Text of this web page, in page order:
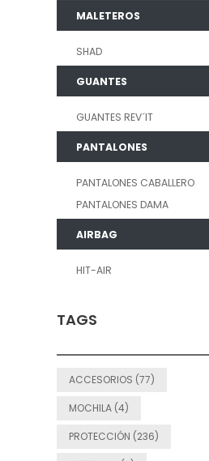
MALETEROS
SHAD
GUANTES
GUANTES REV´IT
PANTALONES
PANTALONES CABALLERO
PANTALONES DAMA
AIRBAG
HIT-AIR
TAGS
ACCESORIOS (77)
MOCHILA (4)
PROTECCIÓN (236)